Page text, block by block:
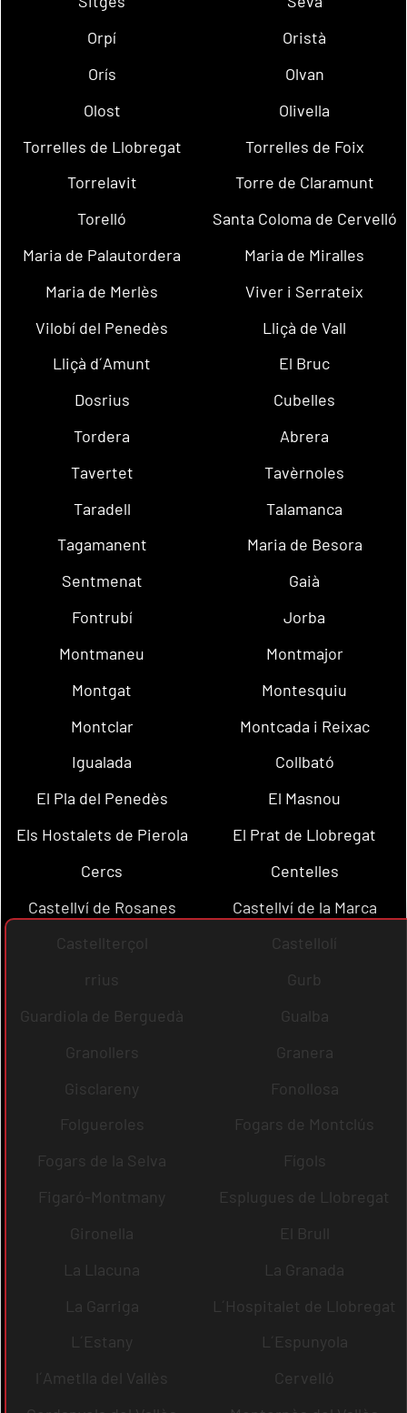
Orpí
Oristà
Orís
Olvan
Olost
Olivella
Torrelles de Llobregat
Torrelles de Foix
Torrelavit
Torre de Claramunt
Torelló
Santa Coloma de Cervelló
Maria de Palautordera
Maria de Miralles
Maria de Merlès
Viver i Serrateix
Vilobí del Penedès
Lliçà de Vall
Lliçà d´Amunt
El Bruc
Dosrius
Cubelles
Tordera
Abrera
Tavertet
Tavèrnoles
Taradell
Talamanca
Tagamanent
Maria de Besora
Sentmenat
Gaià
Fontrubí
Jorba
Montmaneu
Montmajor
Montgat
Montesquiu
Montclar
Montcada i Reixac
Igualada
Collbató
El Pla del Penedès
El Masnou
Els Hostalets de Pierola
El Prat de Llobregat
Cercs
Centelles
Castellví de Rosanes
Castellví de la Marca
Castellterçol
Castellolí
rrius
Gurb
Guardiola de Berguedà
Gualba
Granollers
Granera
Gisclareny
Fonollosa
Folgueroles
Fogars de Montclús
Fogars de la Selva
Fígols
Figaró-Montmany
Esplugues de Llobregat
Gironella
El Brull
La Llacuna
La Granada
La Garriga
L´Hospitalet de Llobregat
L´Estany
L´Espunyola
l´Ametlla del Vallès
Cervelló